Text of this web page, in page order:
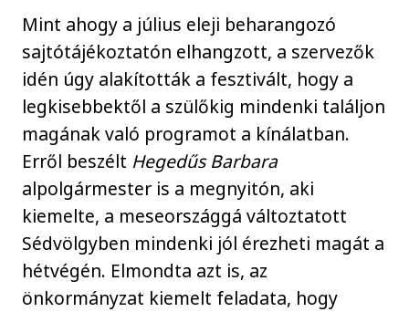
Mint ahogy a július eleji beharangozó
sajtótájékoztatón elhangzott, a szervezők
idén úgy alakították a fesztivált, hogy a
legkisebbektől a szülőkig mindenki találjon
magának való programot a kínálatban.
Erről beszélt Hegedűs Barbara
alpolgármester is a megnyitón, aki
kiemelte, a meseországgá változtatott
Sédvölgyben mindenki jól érezheti magát a
hétvégén. Elmondta azt is, az
önkormányzat kiemelt feladata, hogy